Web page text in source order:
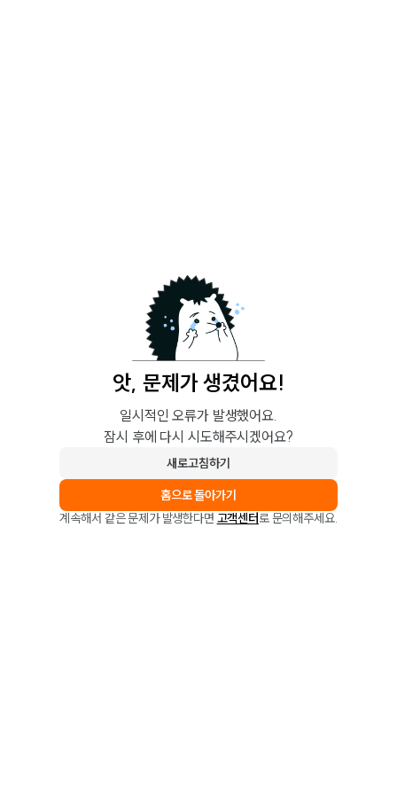
앗, 문제가 생겼어요!
일시적인 오류가 발생했어요.
잠시 후에 다시 시도해주시겠어요?
새로고침하기
홈으로 돌아가기
계속해서 같은 문제가 발생한다면 고객센터로 문의해주세요.